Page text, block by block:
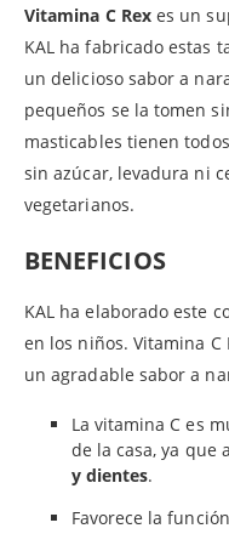
Vitamina C Rexes un
KAL ha fabricado estas
un delicioso sabor a
pequeños se la tomen
masticables tienen
sin azúcar, levadura ni
vegetarianos.
BENEFICIOS
KAL ha elaborado este
en los niños. Vitamina C
un agradable sabor a
La vitamina C es
de la casa, ya que
y dientes.
Favorece la